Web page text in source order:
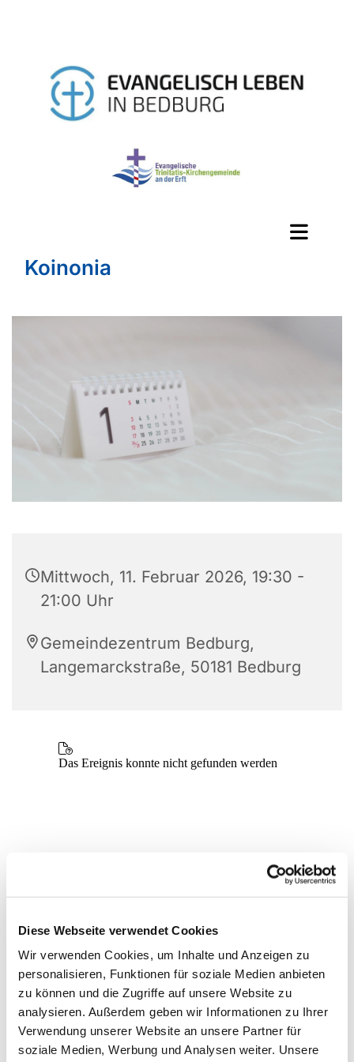
Diese Webseite verwendet Cookies
Wir verwenden Cookies, um Inhalte und Anzeigen zu
personalisieren, Funktionen für soziale Medien anbieten
zu können und die Zugriffe auf unsere Website zu
analysieren. Außerdem geben wir Informationen zu Ihrer
Verwendung unserer Website an unsere Partner für
soziale Medien, Werbung und Analysen weiter. Unsere
Koinonia
Mittwoch, 11. Februar 2026, 19:30 -
21:00 Uhr
Gemeindezentrum Bedburg,
Langemarckstraße, 50181 Bedburg